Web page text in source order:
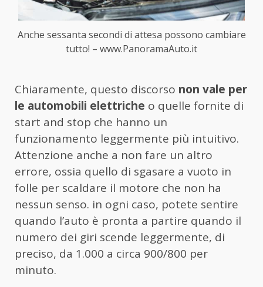
Anche sessanta secondi di attesa possono cambiare
tutto! – www.PanoramaAuto.it
Chiaramente, questo discorso non vale per
le automobili elettriche o quelle fornite di
start and stop che hanno un
funzionamento leggermente più intuitivo.
Attenzione anche a non fare un altro
errore, ossia quello di sgasare a vuoto in
folle per scaldare il motore che non ha
nessun senso. in ogni caso, potete sentire
quando l’auto è pronta a partire quando il
numero dei giri scende leggermente, di
preciso, da 1.000 a circa 900/800 per
minuto.